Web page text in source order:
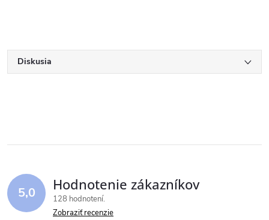
Diskusia
5,0 Hodnotenie zákazníkov
128 hodnotení
Zobraziť recenzie